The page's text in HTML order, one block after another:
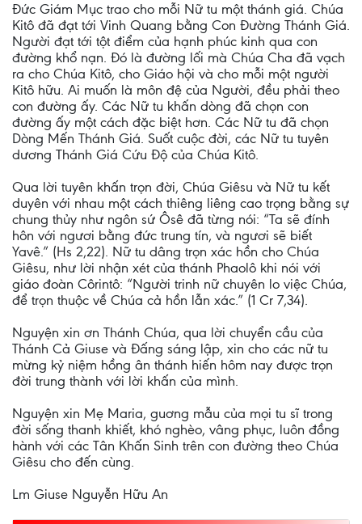
Đức Giám Mục trao cho mỗi Nữ tu một thánh giá. Chúa
Kitô đã đạt tới Vinh Quang bằng Con Đường Thánh Giá.
Người đạt tới tột điểm của hạnh phúc kinh qua con
đường khổ nạn. Đó là đường lối mà Chúa Cha đã vạch
ra cho Chúa Kitô, cho Giáo hội và cho mỗi một người
Kitô hữu. Ai muốn là môn đệ của Người, đều phải theo
con đường ấy. Các Nữ tu khấn dòng đã chọn con
đường ấy một cách đặc biệt hơn. Các Nữ tu đã chọn
Dòng Mến Thánh Giá. Suốt cuộc đời, các Nữ tu tuyên
dương Thánh Giá Cứu Độ của Chúa Kitô.
Qua lời tuyên khấn trọn đời, Chúa Giêsu và Nữ tu kết
duyên với nhau một cách thiêng liêng cao trọng bằng sự
chung thủy như ngôn sứ Ôsê đã từng nói: “Ta sẽ đính
hôn với ngươi bằng đức trung tín, và ngươi sẽ biết
Yavê.” (Hs 2,22). Nữ tu dâng trọn xác hồn cho Chúa
Giêsu, như lời nhận xét của thánh Phaolô khi nói với
giáo đoàn Côrintô: “Người trinh nữ chuyên lo việc Chúa,
để trọn thuộc về Chúa cả hồn lẫn xác.” (1 Cr 7,34).
Nguyện xin ơn Thánh Chúa, qua lời chuyển cầu của
Thánh Cả Giuse và Đấng sáng lập, xin cho các nữ tu
mừng kỷ niệm hồng ân thánh hiến hôm nay được trọn
đời trung thành với lời khấn của mình.
Nguyện xin Mẹ Maria, guơng mẫu của mọi tu sĩ trong
đời sống thanh khiết, khó nghèo, vâng phục, luôn đồng
hành với các Tân Khấn Sinh trên con đường theo Chúa
Giêsu cho đến cùng.
Lm Giuse Nguyễn Hữu An